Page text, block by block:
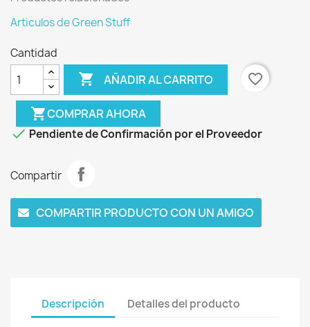
Articulos de Green Stuff
Cantidad
 AÑADIR AL CARRITO favorite_border
shopping_cartCOMPRAR AHORA
 Pendiente de Confirmación por el Proveedor
Compartir
COMPARTIR PRODUCTO CON UN AMIGO
Descripción Detalles del producto